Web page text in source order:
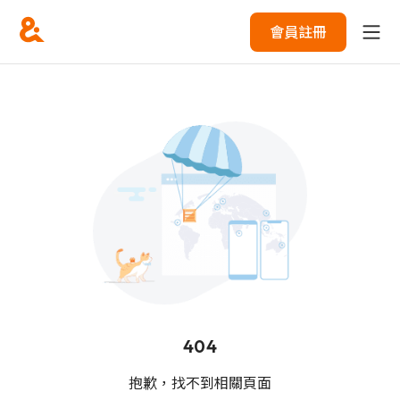
會員註冊
404
抱歉，找不到相關頁面